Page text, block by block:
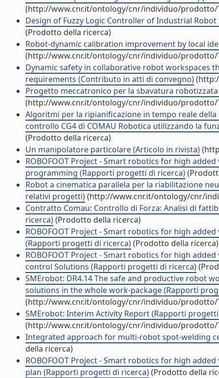
(http://www.cnr.it/ontology/cnr/individuo/prodotto/
Design of Fuzzy Logic Controller of Industrial
(Prodotto della ricerca)
Robot-dynamic calibration improvement by local
(http://www.cnr.it/ontology/cnr/individuo/prodotto/
Dynamic safety in collaborative robot workspaces
requirements (Contributo in atti di convegno)
Progetto meccatronico per la sbavatura
(http://www.cnr.it/ontology/cnr/individuo/prodotto/
Algoritmi per la ripianificazione in tempo reale
controllo CG4 di COMAU Robotica utilizzando la
(Prodotto della ricerca)
Un manipolatore particolare (Articolo in rivista)
ROBOFOOT Project - Smart robotics for high
programming (Rapporti progetti di ricerca)
Robot a cinematica parallela per la riabilitazione
relativi progetti)(http://www.cnr.it/ontology/cnr/
Contratto Comau: Controllo di Forza: Analisi di
ricerca)(Prodotto della ricerca)
ROBOFOOT Project - Smart robotics for high
(Rapporti progetti di ricerca)(Prodotto della ricerca)
ROBOFOOT Project - Smart robotics for high
control Solutions (Rapporti progetti di ricerca)
SMErobot: DR4.14 The safe and productive robot
solutions in the whole work-package (Rapporti
(http://www.cnr.it/ontology/cnr/individuo/prodotto/
SMErobot: Interim Activity Report (Rapporti
(http://www.cnr.it/ontology/cnr/individuo/prodotto/
Integrated approach for multi-robot spot-welding
della ricerca)
ROBOFOOT Project - Smart robotics for high
plan (Rapporti progetti di ricerca)(Prodotto della